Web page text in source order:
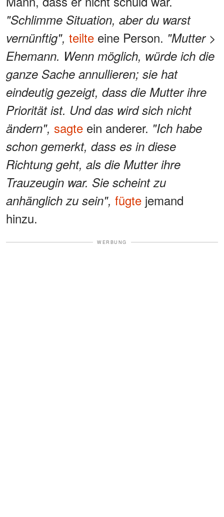
"Schlimme Situation, aber du warst
vernünftig", teilte eine Person. "Mutter >
Ehemann. Wenn möglich, würde ich die
ganze Sache annullieren; sie hat
eindeutig gezeigt, dass die Mutter ihre
Priorität ist. Und das wird sich nicht
ändern", sagte ein anderer. "Ich habe
schon gemerkt, dass es in diese
Richtung geht, als die Mutter ihre
Trauzeugin war. Sie scheint zu
anhänglich zu sein", fügte jemand
hinzu.
WERBUNG